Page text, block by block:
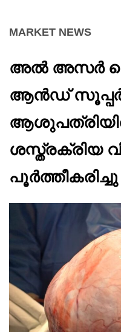
MARKET NEWS
അൽ അസർ
ആൻഡ് സൂപ്പർ
ശസ്ത്രക്രിയ
പൂർത്തീകരിച്ചു